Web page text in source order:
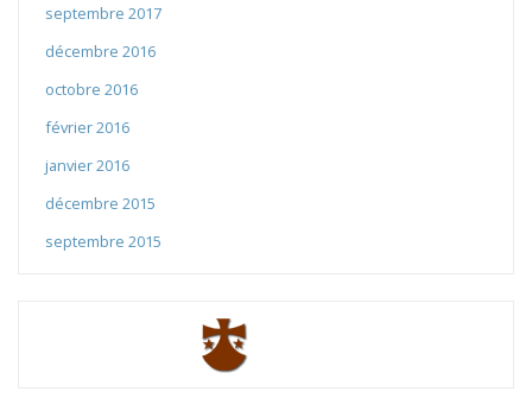
septembre 2017
décembre 2016
octobre 2016
février 2016
janvier 2016
décembre 2015
septembre 2015